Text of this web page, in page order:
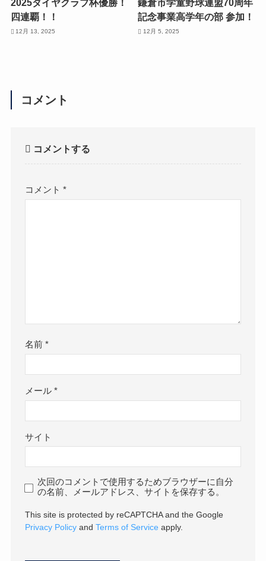
2025ダイヤクラブ杯優勝！
四連覇！！
12月 13, 2025
鎌倉市学童野球連盟70周年
記念事業高学年の部 参加！
12月 5, 2025
コメント
コメントする
コメント*
名前*
メール*
サイト
次回のコメントで使用するためブラウザーに自分
の名前、メールアドレス、サイトを保存する。
This site is protected by reCAPTCHA and the Google
Privacy Policy andTerms of Service apply.